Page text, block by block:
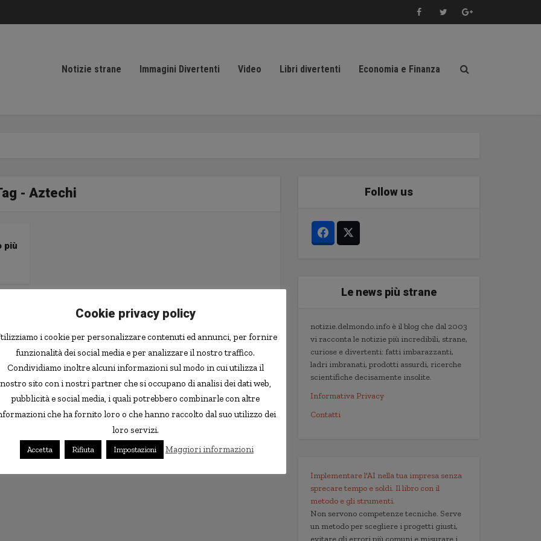
Notizie strane Immagini Divertenti Video Libri divertenti Economia e Finanza
- Aztechi
più
Follow us
Le news più strane
notizie.delmondo.info è il blog che dal 2003
vi racconta le notizie più incredibili, strane,
curiose e divertenti: fatti imbarazzanti,
ladri imbranati, prodotti assurdi, ricerche
scientifiche decisamente insolite.
Informativa Privacy
Contatti
Implementare l'AI nella tua impresa senza
sprecare tempo e soldi. Il libro con il
metodo e gli strumenti.
Non servono competenze tecniche. Serve
un metodo per scegliere i progetti giusti,
evitare gli errori più comuni e misurare i
Cookie privacy policy
i cookie per personalizzare contenuti ed annunci, per fornire
funzionalità dei social media e per analizzare il nostro traffico.
Condividiamo inoltre alcuni informazioni sul modo in cui utilizza il
nostro sito con i nostri partner che si occupano di analisi dei dati web,
pubblicità e social media, i quali potrebbero combinarle con altre
che ha fornito loro o che hanno raccolto dal suo utilizzo dei
loro servizi.
Accetta Rifiuta Impostazioni Maggiori informazioni